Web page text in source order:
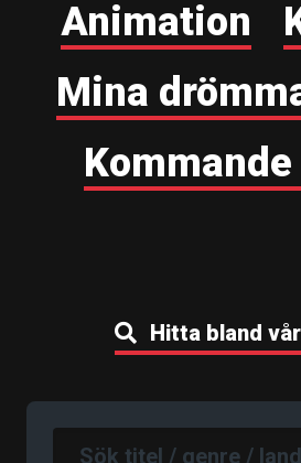
Animation
Mina
Hitta bland